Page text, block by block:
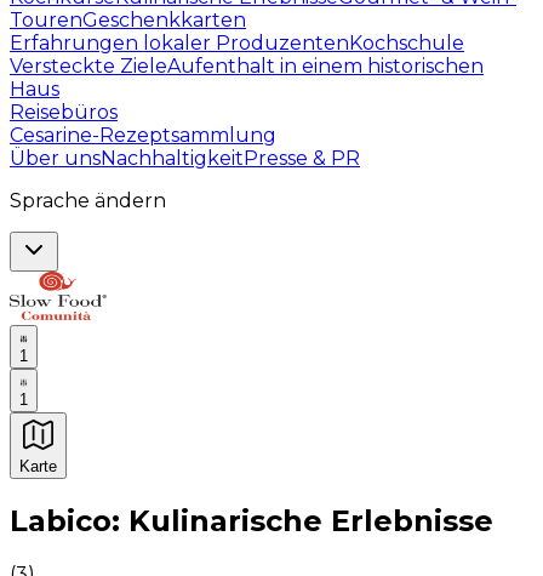
TourenGeschenkkarten
Erfahrungen lokaler ProduzentenKochschule
Versteckte ZieleAufenthalt in einem historischen
Haus
Reisebüros
Cesarine-Rezeptsammlung
Über unsNachhaltigkeitPresse & PR
Sprache ändern
1
1
Karte
Unvergessliche kulinarische Erlebnisse:
Labico: Kulinarische Erlebnisse